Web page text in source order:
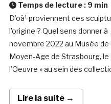
Temps de lecture : 9 min
D’oà¹ proviennent ces
l’origine ? Quel sens donner
novembre 2022 au Musée de
Moyen-Age de Strasbourg, le
l’Oeuvre » au sein des
Lire la suite →